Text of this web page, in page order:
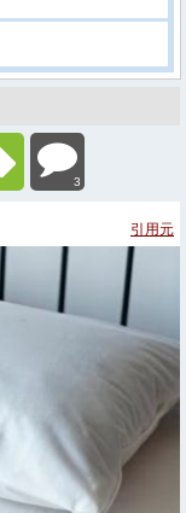
3
引用元